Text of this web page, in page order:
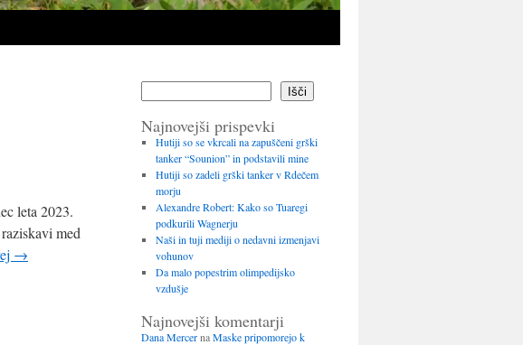
leta 2023.
med
→
Išči
Najnovejši prispevki
Hutiji so se vkrcali na zapuščeni grški
tanker “Sounion” in podstavili mine
Hutiji so zadeli grški tanker v Rdečem
morju
Alexandre Robert: Kako so Tuaregi
podkurili Wagnerju
Naši in tuji mediji o nedavni izmenjavi
vohunov
Da malo popestrim olimpedijsko
vzdušje
Najnovejši komentarji
Dana MercernaMaske pripomorejo k